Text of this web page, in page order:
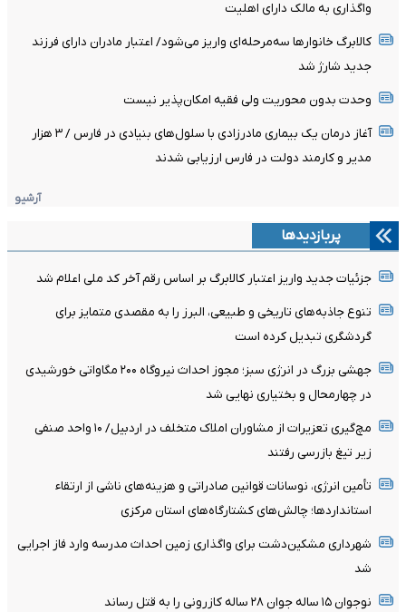
واگذاری به مالک دارای اهلیت
کالابرگ خانوارها سه‌مرحله‌ای واریز می‌شود/ اعتبار مادران دارای فرزند
جدید شارژ شد
وحدت بدون محوریت ولی فقیه امکان‌پذیر نیست
آغاز درمان یک بیماری مادرزادی با سلول‌های بنیادی در فارس / ۳ هزار
مدیر و کارمند دولت در فارس ارزیابی شدند
آرشیو
پربازدیدها
جزئیات جدید واریز اعتبار کالابرگ بر اساس رقم آخر کد ملی اعلام شد
تنوع جاذبه‌های تاریخی و طبیعی، البرز را به مقصدی متمایز برای
گردشگری تبدیل کرده است
جهشی بزرگ در انرژی سبز؛ مجوز احداث نیروگاه ۲۰۰ مگاواتی خورشیدی
در چهارمحال‌ و بختیاری نهایی شد
مچ‌گیری تعزیرات از مشاوران املاک متخلف در اردبیل/ ۱۰ واحد صنفی
زیر تیغ بازرسی رفتند
تأمین انرژی، نوسانات قوانین صادراتی و هزینه‌های ناشی از ارتقاء
استانداردها؛ چالش‌های کشتارگاه‌های استان مرکزی
شهرداری مشکین‌دشت برای واگذاری زمین احداث مدرسه وارد فاز اجرایی
شد
نوجوان ۱۵ ساله جوان ۲۸ ساله کازرونی را به قتل رساند